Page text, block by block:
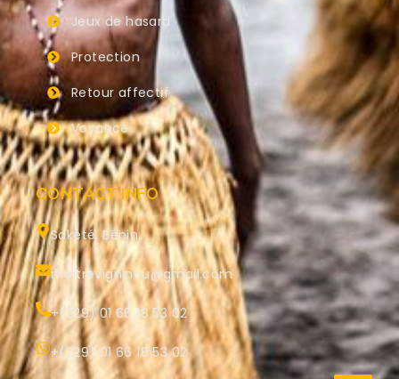
Jeux de hasard
Protection
Retour affectif
Voyance
CONTACT INFO
Sakété, Bénin.
maitrevigninou@gmail.com
+(229) 01 66 18 53 02
+(229) 01 66 18 53 02